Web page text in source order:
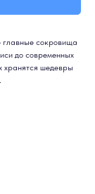
главные сокровища
до современных
хранятся шедевры